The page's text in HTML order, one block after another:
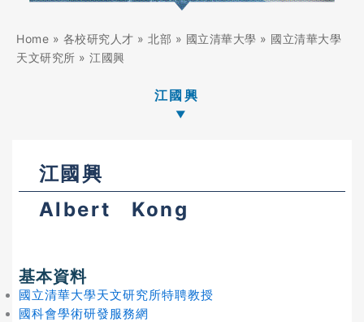
Home » 各校研究人才 » 北部 » 國立清華大學 » 國立清華大學
天文研究所 » 江國興
江國興
江國興
Albert Kong
基本資料
國立清華大學天文研究所特聘教授
國科會學術研發服務網